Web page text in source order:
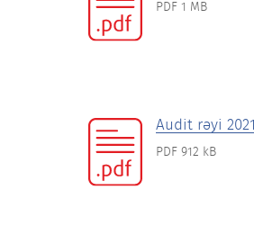
PDF 1 MB
Audit rəyi 2021
PDF 912 kB